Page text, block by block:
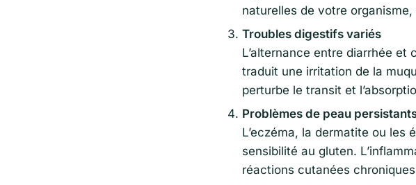
naturelles de votre
Troubles digestifs variés
L’alternance entre diarrhée
traduit une irritation de la
perturbe le transit et
Problèmes de peau
L’eczéma, la dermatite ou les
sensibilité au gluten.
réactions cutanées